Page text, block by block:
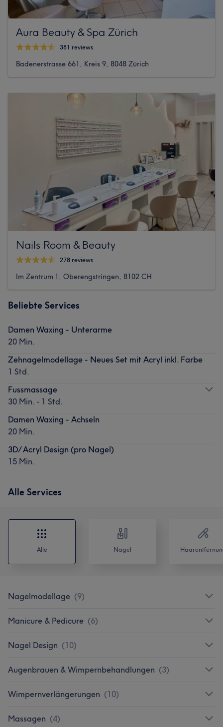
Aura Beauty & Spa Zürich
381 reviews
Badenerstrasse 661, Kreis 9, 8048 Zürich
Nails Room & Beauty
278 reviews
Im Zentrum 1, Oberengstringen, 8102 CH
Beliebte Services
Damen Waxing - Unterarme
20 Min.
Zehnagelmodellage - Neues Set mit Acryl inkl. Farbe
1 Std.
Fussmassage
30 Min. - 1 Std.
Damen Waxing - Achseln
20 Min.
3D/ Acryl Design (pro Nagel)
15 Min.
Alle Services
Alle Nägel
Nagelmodellage (9)
Manicure & Pedicure (6)
Nagel Design (10)
Augenbrauen & Wimpernbehandlungen (3)
Wimpernverlängerungen (10)
Massagen (4)